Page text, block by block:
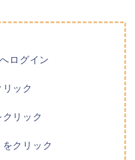
ログイン
ック
リック
クリック